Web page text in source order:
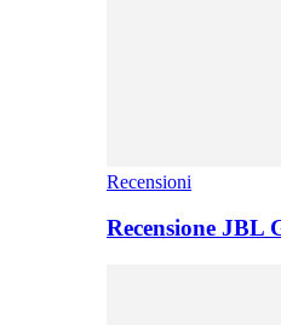
Recensioni
Recensione JBL